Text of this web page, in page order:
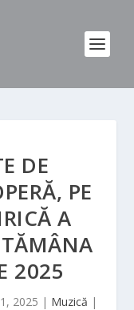
DE
PE
A
2025
2025 | Muzică |